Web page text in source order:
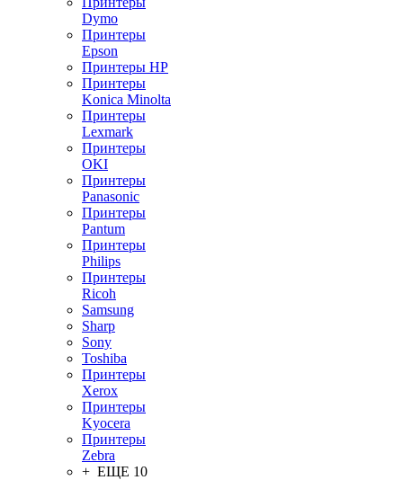
Dymo
Принтеры
Epson
Принтеры HP
Принтеры
Konica Minolta
Принтеры
Lexmark
Принтеры
OKI
Принтеры
Panasonic
Принтеры
Pantum
Принтеры
Philips
Принтеры
Ricoh
Samsung
Sharp
Sony
Toshiba
Принтеры
Xerox
Принтеры
Kyocera
Принтеры
Zebra
+ ЕЩЕ 10